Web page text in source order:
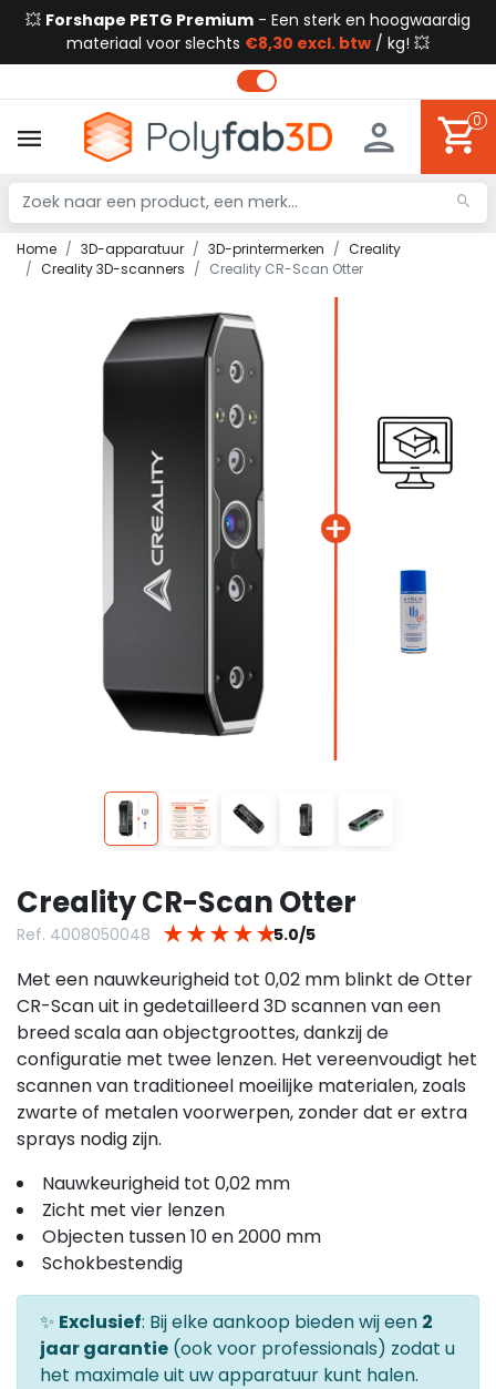
💥 Forshape PETG Premium - Een sterk en hoogwaardig
materiaal voor slechts €8,30 excl. btw / kg! 💥
0
Home 3D-apparatuur 3D-printermerken
Creality
Creality 3D-scanners
Creality CR-Scan Otter
Creality CR-Scan Otter
Ref. 4008050048 ★ ★ ★ ★ ★5.0/5
Met een nauwkeurigheid tot 0,02 mm blinkt de Otter
CR-Scan uit in gedetailleerd 3D scannen van een
breed scala aan objectgroottes, dankzij de
configuratie met twee lenzen. Het vereenvoudigt het
scannen van traditioneel moeilijke materialen, zoals
zwarte of metalen voorwerpen, zonder dat er extra
sprays nodig zijn.
Nauwkeurigheid tot 0,02 mm
Zicht met vier lenzen
Objecten tussen 10 en 2000 mm
Schokbestendig
✨ Exclusief: Bij elke aankoop bieden wij een 2
jaar garantie (ook voor professionals) zodat u
het maximale uit uw apparatuur kunt halen.